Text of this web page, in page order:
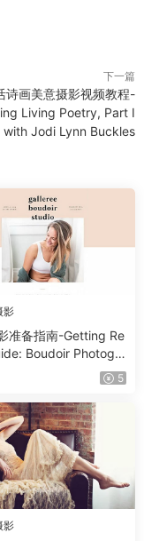
下一篇
诗画美意摄影视频教程-
Living Poetry, Part I
with Jodi Lynn Buckles
影
准备指南-Getting Re
Boudoir Photogra
5
影